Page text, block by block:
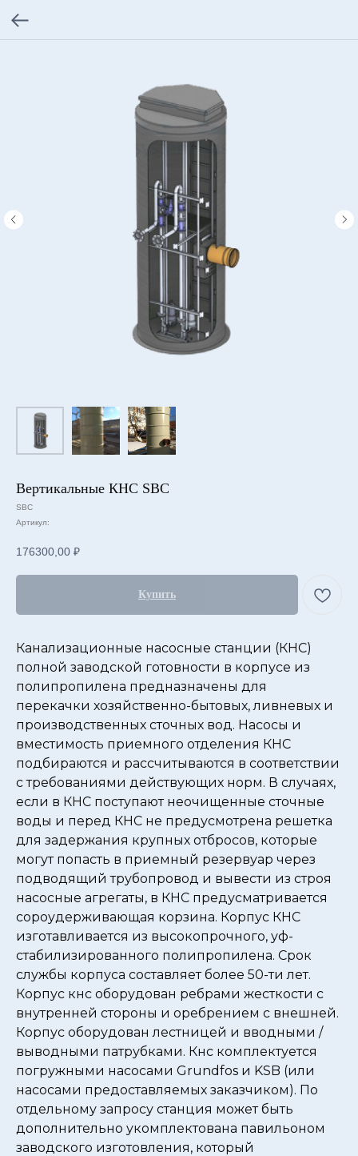
Вертикальные КНС SBC
SBC
Артикул:
176300,00 ₽
Купить
Канализационные насосные станции (КНС)
полной заводской готовности в корпусе из
полипропилена предназначены для
перекачки хозяйственно-бытовых, ливневых и
производственных сточных вод. Насосы и
вместимость приемного отделения КНС
подбираются и рассчитываются в соответствии
с требованиями действующих норм. В случаях,
если в КНС поступают неочищенные сточные
воды и перед КНС не предусмотрена решетка
для задержания крупных отбросов, которые
могут попасть в приемный резервуар через
подводящий трубопровод и вывести из строя
насосные агрегаты, в КНС предусматривается
сороудерживающая корзина. Корпус КНС
изготавливается из высокопрочного, уф-
стабилизированного полипропилена. Срок
службы корпуса составляет более 50-ти лет.
Корпус кнс оборудован ребрами жесткости с
внутренней стороны и оребрением с внешней.
Корпус оборудован лестницей и вводными /
выводными патрубками. Кнс комплектуется
погружными насосами Grundfos и KSB (или
насосами предоставляемых заказчиком). По
отдельному запросу станция может быть
дополнительно укомплектована павильоном
заводского изготовления, который